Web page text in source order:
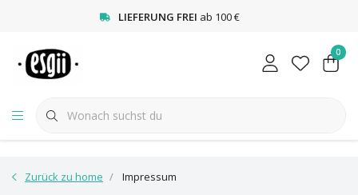
LIEFERUNG FREI ab 100 €
0
Zurück zu home Impressum